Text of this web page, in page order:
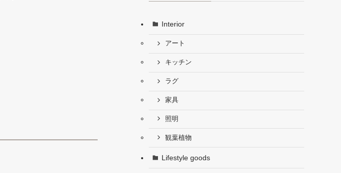
Interior
アート
キッチン
ラグ
家具
照明
観葉植物
Lifestyle goods